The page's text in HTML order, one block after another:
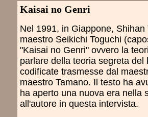
Kaisai no Genri
Nel 1991, in Giappone,
maestro Seikichi Toguchi
"Kaisai no Genri" ovvero la
parlare della teoria segreta
codificate trasmesse dal
maestro Tamano. Il testo ha
ha aperto una nuova era nella
all'autore in questa intervista.